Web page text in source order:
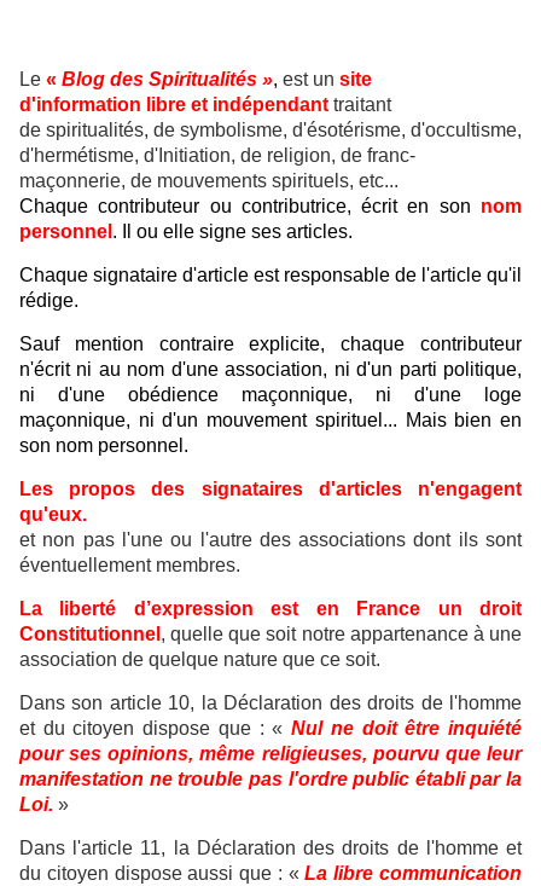
Le « Blog des Spiritualités », est un site
d'information libre et indépendant traitant
de spiritualités, de symbolisme, d'ésotérisme, d'occultisme,
d'hermétisme, d'Initiation, de religion, de franc-
maçonnerie, de mouvements spirituels, etc...
Chaque contributeur ou contributrice, écrit en son nom
personnel . Il ou elle signe ses articles.
Chaque signataire d'article est responsable de l'article qu'il
rédige.
Sauf mention contraire explicite, chaque contributeur
n'écrit ni au nom d'une association, ni d'un parti politique,
ni d'une obédience maçonnique, ni d'une loge
maçonnique, ni d'un mouvement spirituel... Mais bien en
son nom personnel.
Les propos des signataires d'articles n'engagent
qu'eux.
et non pas l'une ou l'autre des associations dont ils sont
éventuellement membres.
La liberté d’expression est en France un droit
Constitutionnel , quelle que soit notre appartenance à une
association de quelque nature que ce soit.
Dans son article 10, la Déclaration des droits de l'homme
et du citoyen dispose que : «Nul ne doit être inquiété
pour ses opinions, même religieuses, pourvu que leur
manifestation ne trouble pas l'ordre public établi par la
Loi. »
Dans l'article 11, la Déclaration des droits de l'homme et
du citoyen dispose aussi que : «La libre communication